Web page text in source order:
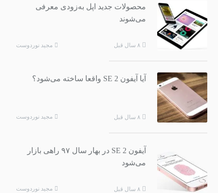
محصولات جدید اپل به‌زودی معرفی
می‌شوند
۸ سال قبل مجید نوردوست
آیا آیفون SE 2 واقعا ساخته می‌شود؟
۸ سال قبل مجید نوردوست
آیفون SE 2‌ در بهار سال ۹۷ راهی بازار
می‌شود
۸ سال قبل مجید نوردوست